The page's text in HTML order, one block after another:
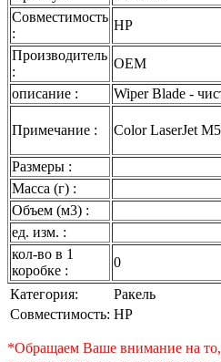
Совместимость
:
HP
Производитель
:
OEM
описание :
Wiper Blade -
Примечание : Color LaserJet
Размеры :
Масса (г) :
Объем (м3) :
ед. изм. :
кол-во в 1
коробке :
0
Категория:
Ракель
Совместимость: HP
*Обращаем Ваше внимание на то,